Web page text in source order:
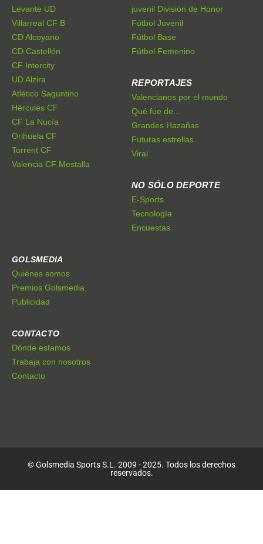
Levante UD
Villarreal CF B
CD Alcoyano
CD Castellón
CF Intercity
UD Alzira
Atlético Saguntino
Hércules CF
CF La Nucía
Orihuela CF
Torrent CF
Valencia CF Mestalla
juvenil División de Honor
Fútbol Juvenil
Fútbol Base
Fútbol Femenino
REPORTAJES
Valencianos por el mundo
Qué fue de...
Grandes Hazañas
Futuras estrellas
Viral
NO SÓLO DEPORTE
E-Sports
Tecnología
Encuestas
GOLSMEDIA
Quiénes somos
Premios Golsmedia
Publicidad
CONTACTO
Dónde estamos
Trabaja con nosotros
Contacto
© Golsmedia Sports S.L. 2009 - 2025. Todos los derechos
reservados.